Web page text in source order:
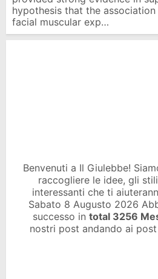
hypothesis that the
facial muscular exp…
Benvenuti a Il Giulebbe!
raccogliere le idee, gli
interessanti che ti
Sabato 8 Augusto 2026
successo in total 3256
nostri post andando ai post